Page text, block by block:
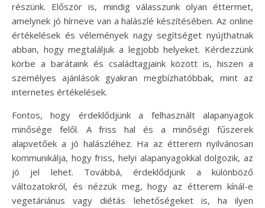
részünk. Először is, mindig válasszunk olyan éttermet,
amelynek jó hírneve van a halászlé készítésében. Az online
értékelések és vélemények nagy segítséget nyújthatnak
abban, hogy megtaláljuk a legjobb helyeket. Kérdezzünk
körbe a barátaink és családtagjaink között is, hiszen a
személyes ajánlások gyakran megbízhatóbbak, mint az
internetes értékelések.
Fontos, hogy érdeklődjünk a felhasznált alapanyagok
minősége felől. A friss hal és a minőségi fűszerek
alapvetőek a jó halászléhez. Ha az étterem nyilvánosan
kommunikálja, hogy friss, helyi alapanyagokkal dolgozik, az
jó jel lehet. Továbbá, érdeklődjünk a különböző
változatokról, és nézzük meg, hogy az étterem kínál-e
vegetáriánus vagy diétás lehetőségeket is, ha ilyen